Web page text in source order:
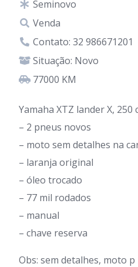
Seminovo
Venda
Contato: 32 986671201
Situação: Novo
77000 KM
Yamaha XTZ lander X, 250
– 2 pneus novos
– moto sem detalhes na
– laranja original
– óleo trocado
– 77 mil rodados
– manual
– chave reserva
Obs: sem detalhes, moto